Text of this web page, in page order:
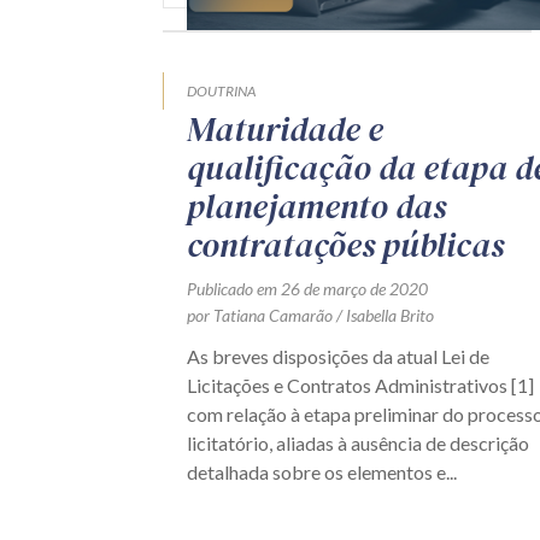
DOUTRINA
Maturidade e
qualificação da etapa
planejamento das
contratações públicas
Publicado em 26 de março de 2020
por Tatiana Camarão / Isabella Brito
As breves disposições da atual Lei de
Licitações e Contratos Administrativos [1]
com relação à etapa preliminar do
licitatório, aliadas à ausência de descrição
detalhada sobre os elementos e...